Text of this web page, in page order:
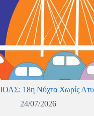
ΙΟΑΣ: 18η Νύχτα Χωρίς
24/07/2026